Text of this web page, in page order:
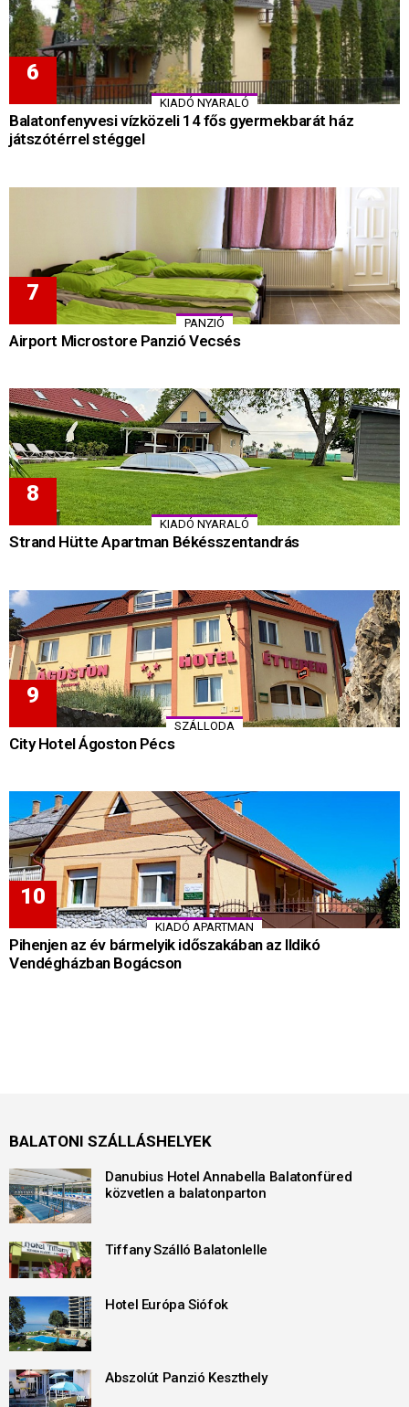
KIADÓ NYARALÓ
Balatonfenyvesi vízközeli 14 fős gyermekbarát ház
játszótérrel stéggel
PANZIÓ
Airport Microstore Panzió Vecsés
KIADÓ NYARALÓ
Strand Hütte Apartman Békésszentandrás
SZÁLLODA
City Hotel Ágoston Pécs
KIADÓ APARTMAN
Pihenjen az év bármelyik időszakában az Ildikó
Vendégházban Bogácson
BALATONI SZÁLLÁSHELYEK
Danubius Hotel Annabella Balatonfüred
közvetlen a balatonparton
Tiffany Szálló Balatonlelle
Hotel Európa Siófok
Abszolút Panzió Keszthely